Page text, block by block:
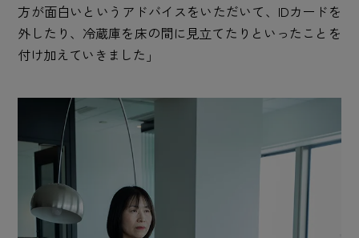
方が面白いというアドバイスをいただいて、IDカードを
外したり、冷蔵庫を床の間に見立てたりといったことを
付け加えていきました」